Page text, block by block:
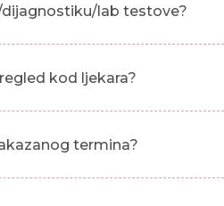
lab testove?
kod ljekara?
termina?